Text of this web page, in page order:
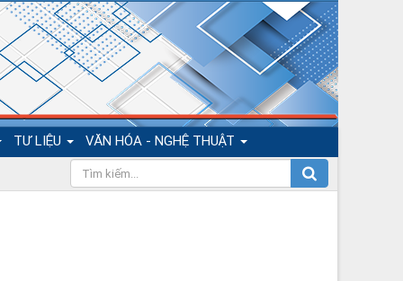
TƯ LIỆU VĂN HÓA - NGHỆ THUẬT